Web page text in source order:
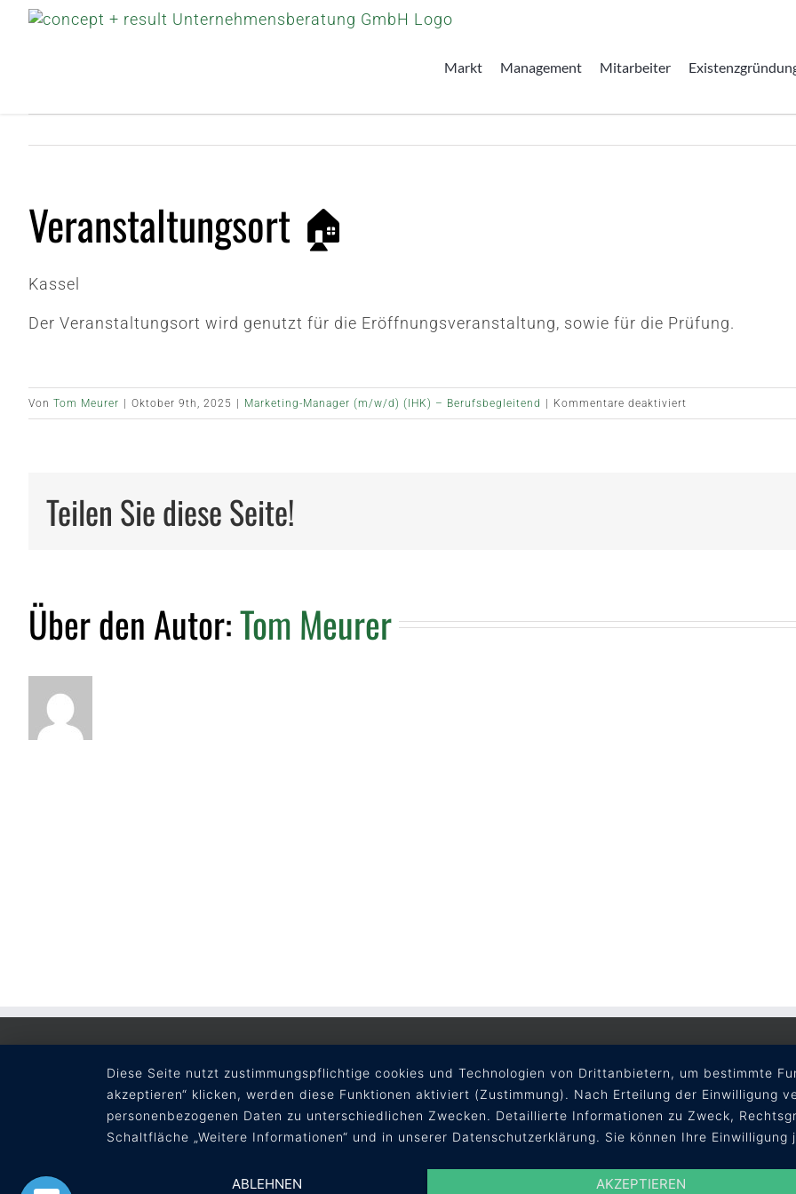
Zum
Markt Management Mitarbeiter
Veranstaltungsort 🏠
Kassel
Der Veranstaltungsort wird genutzt für die Eröffnungsveranstaltung, sowie für die Prüfung.
Von Tom Meurer Oktober 9th, 2025 Marketing-Manager (m/w/d) (IHK) – Berufsbegleitend Kommentare deaktiviert
Teilen Sie diese Seite!
Über den Autor:Tom Meurer
Datenschutz
Diese Seite nutzt zustimmungspflichtige cookies und Technologien von Drittanbietern, um bestimmte
akzeptieren“ klicken, werden diese Funktionen aktiviert (Zustimmung). Nach Erteilung der Einwilligung
personenbezogenen Daten zu unterschiedlichen Zwecken. Detaillierte Informationen zu Zweck,
Schaltfläche „Weitere Informationen“ und in unserer Datenschutzerklärung. Sie können Ihre
ABLEHNEN AKZEPTIEREN